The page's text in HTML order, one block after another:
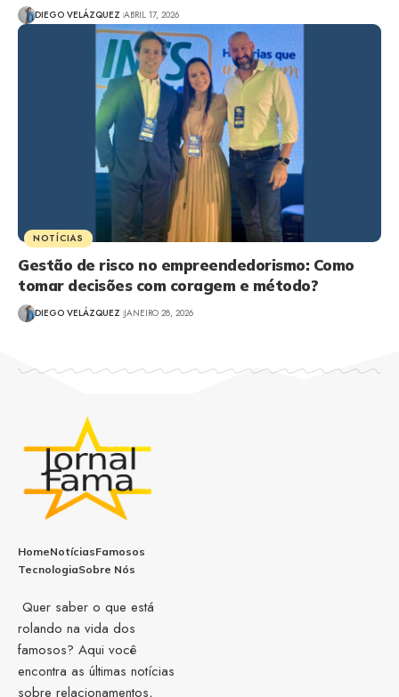
DIEGO VELÁZQUEZ ABRIL 17, 2026
NOTÍCIAS
Gestão de risco no empreendedorismo: Como
tomar decisões com coragem e método?
DIEGO VELÁZQUEZ JANEIRO 28, 2026
HomeNotíciasFamosos
TecnologiaSobre Nós
Quer saber o que está
rolando na vida dos
famosos? Aqui você
encontra as últimas notícias
sobre relacionamentos,